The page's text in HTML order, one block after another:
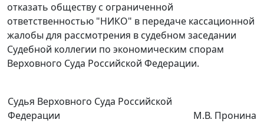
отказать обществу с ограниченной
ответственностью "НИКО" в передаче кассационной
жалобы для рассмотрения в судебном заседании
Судебной коллегии по экономическим спорам
Верховного Суда Российской Федерации.
Судья Верховного Суда Российской
Федерации
М.В. Пронина